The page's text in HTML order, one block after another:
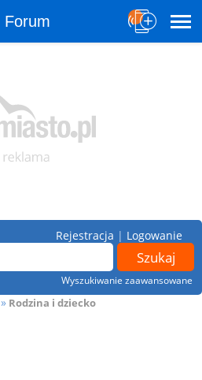
Forum
Wyszukiwanie zaawansowane
Rejestracja | Logowanie
» Rodzina i dziecko